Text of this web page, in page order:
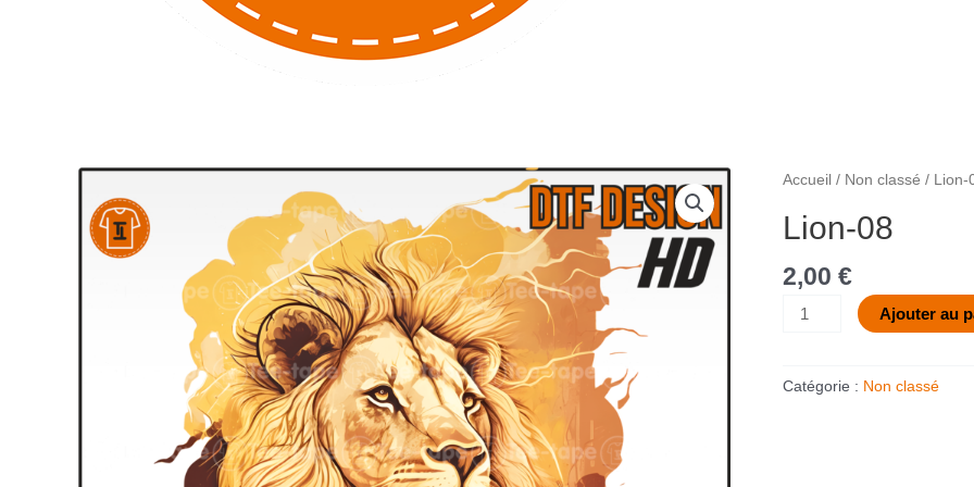
Accueil / Non classé / Lion-
Lion-08
2,00 €
quantité
Lion-
Ajouter au
Catégorie : Non classé